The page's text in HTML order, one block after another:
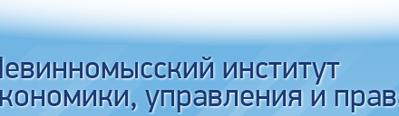
институт
управления и